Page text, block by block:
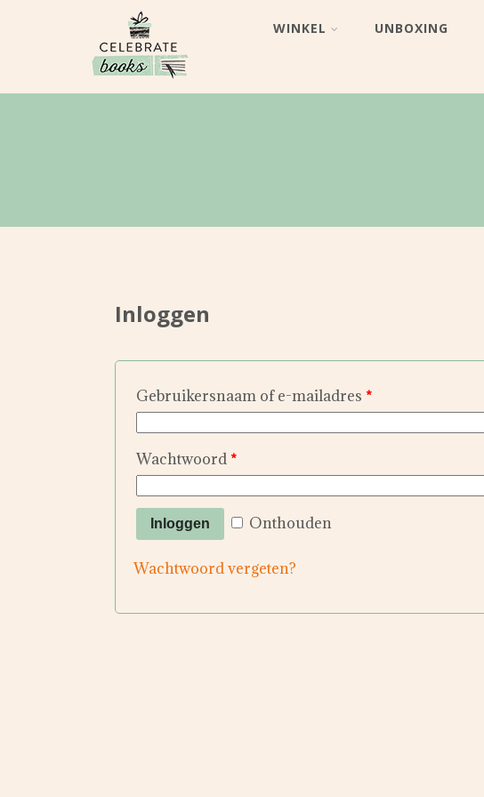
WINKEL UNBOXING
Inloggen
Gebruikersnaam of e-mailadres *
Wachtwoord *
Inloggen Onthouden
Wachtwoord vergeten?